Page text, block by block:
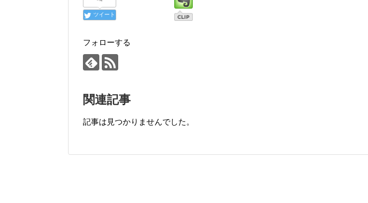
ツイート
フォローする
関連記事
記事は見つかりませんでした。